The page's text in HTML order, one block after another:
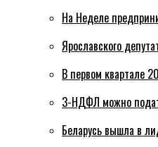
На Неделе
Ярославского
В первом квартале
3-НДФЛ можно
Беларусь вышла в